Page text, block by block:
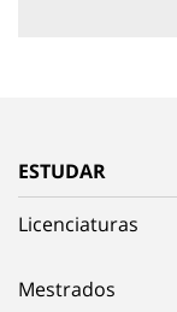
ESTUDAR
Licenciaturas
Mestrados